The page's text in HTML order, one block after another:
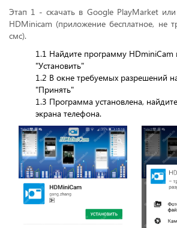
Этап 1 - скачать в Google PlayMarket
HDMinicam (приложение бесплатное, не
смс).
1.1 Найдите программу
"Установить"
1.2 В окне требуемых разрешений
"Принять"
1.3 Программа установлена,
экрана телефона.